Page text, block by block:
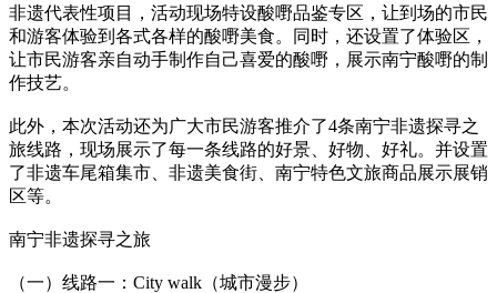
非遗代表性项目，活动现场特设酸嘢品鉴专区，让到场的市民
和游客体验到各式各样的酸嘢美食。同时，还设置了体验区，
让市民游客亲自动手制作自己喜爱的酸嘢，展示南宁酸嘢的制
作技艺。
此外，本次活动还为广大市民游客推介了4条南宁非遗探寻之
旅线路，现场展示了每一条线路的好景、好物、好礼。并设置
了非遗车尾箱集市、非遗美食街、南宁特色文旅商品展示展销
区等。
南宁非遗探寻之旅
（一）线路一：City walk（城市漫步）